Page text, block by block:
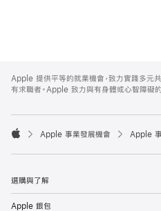
Footer
Apple 提供平等的就業機會，致力實踐多元
有求職者。Apple 致力與有身體或心智障礙

Apple 事業發展機會 Apple
選購與了解
Apple 銀包